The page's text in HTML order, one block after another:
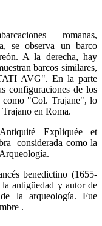
romanas,
se observa un barco
A la derecha, hay
barcos similares,
AVG". En la parte
configuraciones de los
como "Col. Trajane", lo
en Roma.
Expliquée et
considerada como la
benedictino (1655-
antigüedad y autor de
la arqueología. Fue
.